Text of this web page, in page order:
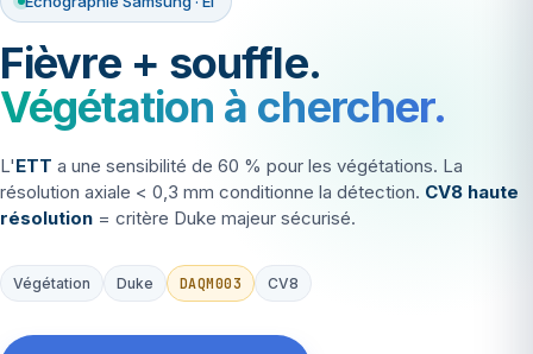
Fièvre + souffle.
Végétation à chercher.
L'ETT a une sensibilité de 60 % pour les végétations. La
résolution axiale < 0,3 mm conditionne la détection. CV8 haute
résolution = critère Duke majeur sécurisé.
Végétation Duke DAQM003 CV8